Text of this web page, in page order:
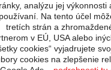
analýzu jej
používaní. Na tento účel
tretích strán a
v EÚ, USA alebo
cookies“ vyjadrujete
cookies na zlepšenie